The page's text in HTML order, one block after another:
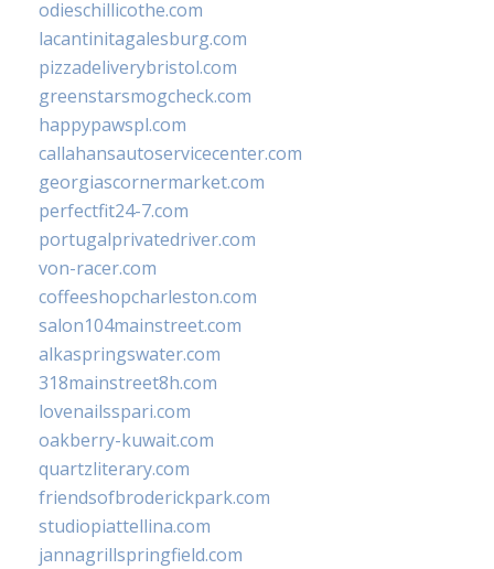
odieschillicothe.com
lacantinitagalesburg.com
pizzadeliverybristol.com
greenstarsmogcheck.com
happypawspl.com
callahansautoservicecenter.com
georgiascornermarket.com
perfectfit24-7.com
portugalprivatedriver.com
von-racer.com
coffeeshopcharleston.com
salon104mainstreet.com
alkaspringswater.com
318mainstreet8h.com
lovenailsspari.com
oakberry-kuwait.com
quartzliterary.com
friendsofbroderickpark.com
studiopiattellina.com
jannagrillspringfield.com